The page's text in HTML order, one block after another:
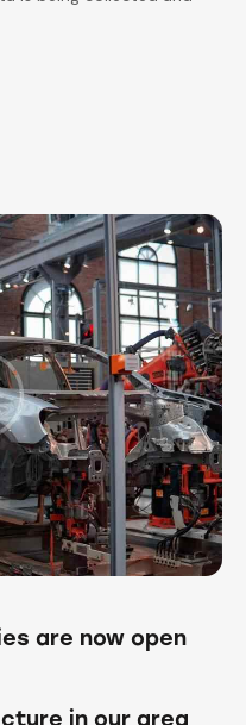
are now open
in our area